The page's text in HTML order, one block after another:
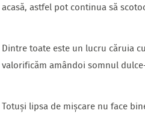
acasă, astfel pot continua să
Dintre toate este un lucru căruia
valorificăm amândoi somnul
Totuși lipsa de mișcare nu face